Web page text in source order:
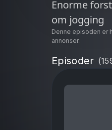
Enorme
om jogging
Denne episoden er
annonser.
Episoder (